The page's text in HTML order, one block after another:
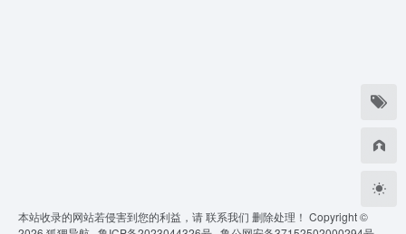
本站收录的网站若侵害到您的利益，请联系我们 删除处理！ Copyright ©